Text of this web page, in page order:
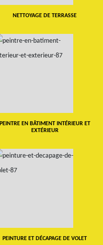
NETTOYAGE DE TERRASSE
PEINTRE EN BÂTIMENT INTÉRIEUR ET
EXTÉRIEUR
PEINTURE ET DÉCAPAGE DE VOLET